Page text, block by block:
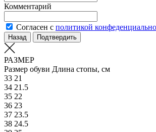
Комментарий
Согласен с политикой
Назад Подтвердить
РАЗМЕР
Размер обуви Длина стопы, см
33 21
34 21.5
35 22
36 23
37 23.5
38 24.5